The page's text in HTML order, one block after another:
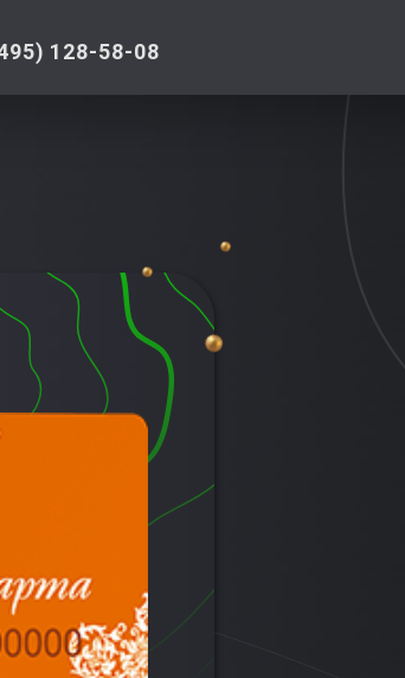
128-58-08